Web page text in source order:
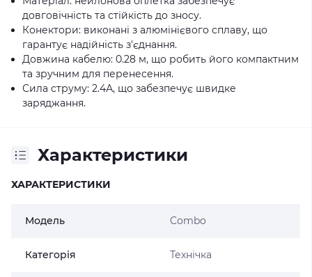
довговічність та стійкість до зносу.
Конектори: виконані з алюмінієвого сплаву, що
гарантує надійність з'єднання.
Довжина кабелю: 0.28 м, що робить його компактним
та зручним для перенесення.
Сила струму: 2.4А, що забезпечує швидке
заряджання.
Характеристики
ХАРАКТЕРИСТИКИ
Модель Combo
Категорія Технічка